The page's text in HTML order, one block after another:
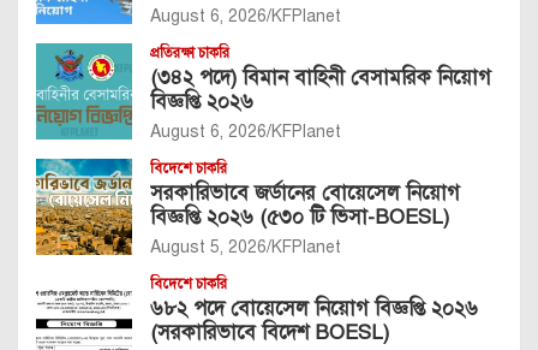
August 6, 2026 KFPlanet
প্রতিরক্ষা চাকরি
(৩৪২ পদে) বিমান বাহিনী বেসামরিক নিয়োগ
বিজ্ঞপ্তি ২০২৬
August 6, 2026 KFPlanet
বিদেশে চাকরি
সরকারিভাবে জর্ডানের বোয়েসেল নিয়োগ
বিজ্ঞপ্তি ২০২৬ (৫৩০ টি ভিসা-BOESL)
August 5, 2026 KFPlanet
বিদেশে চাকরি
৬৮২ পদে বোয়েসেল নিয়োগ বিজ্ঞপ্তি ২০২৬
(সরকারিভাবে বিদেশ BOESL)